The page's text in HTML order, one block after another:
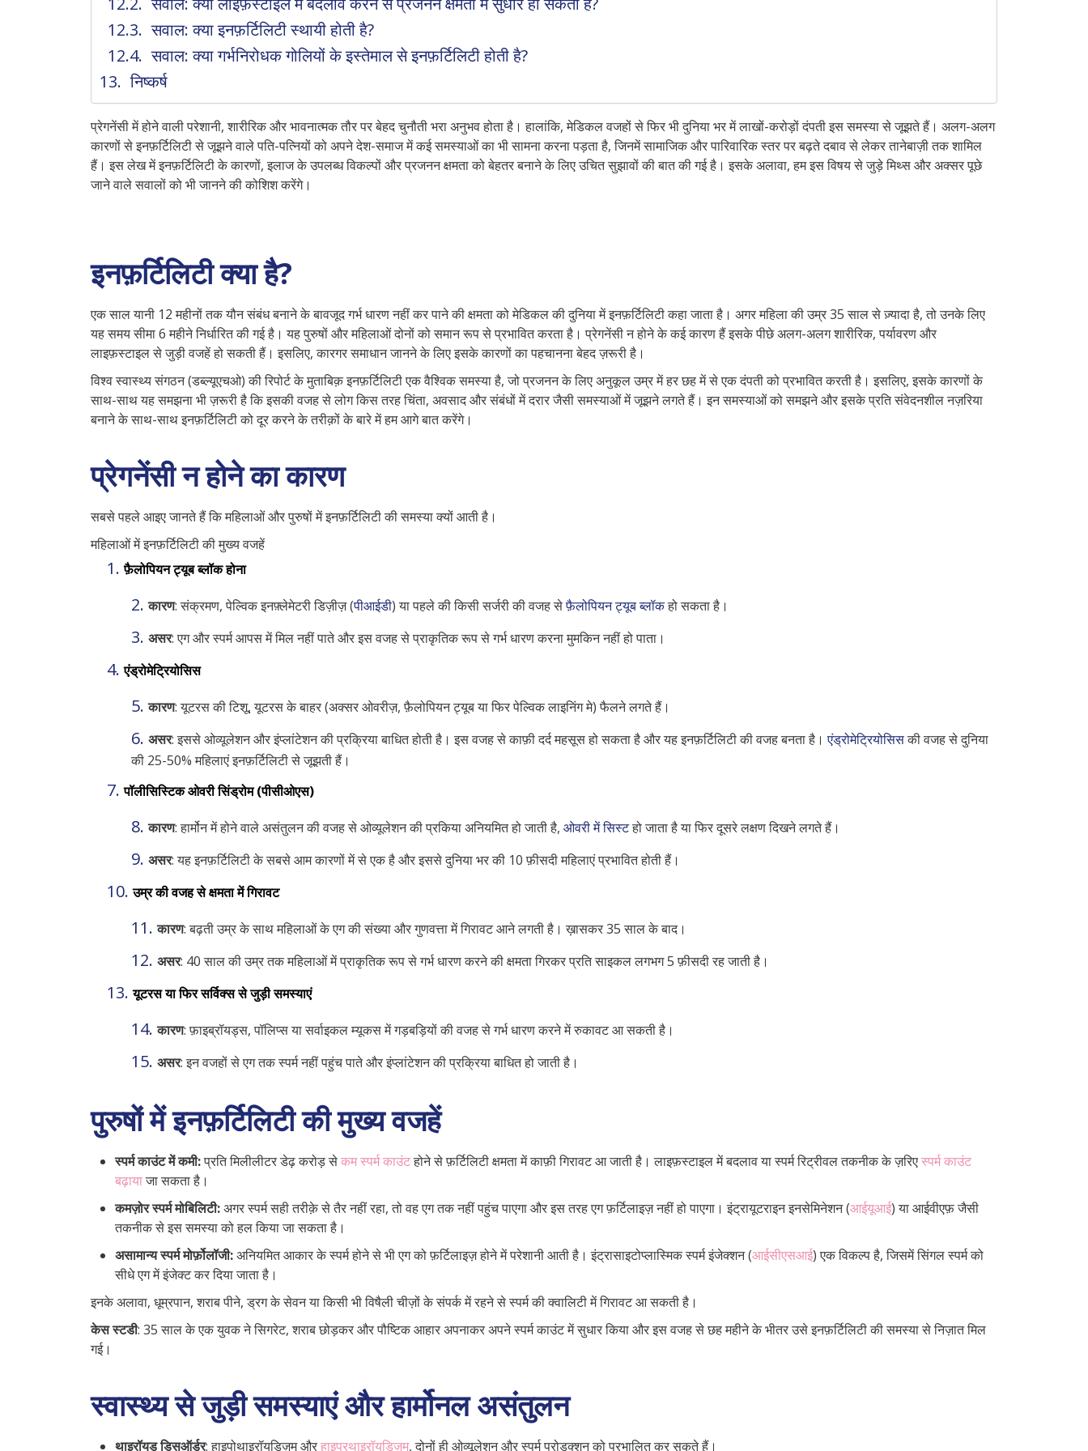
सवाल: क्या इनफ़र्टिलिटी स्थायी होती है?
सवाल: क्या गर्भनिरोधक गोलियों के इस्तेमाल से इनफ़र्टिलिटी होती है?
निष्कर्ष
प्रेगनेंसी में होने वाली परेशानी, शारीरिक और भावनात्मक तौर पर बेहद चुनौती भरा अनुभव होता है। हालांकि, मेडिकल वजहों से फिर भी दुनिया भर में लाखों-करोड़ों दंपती इस समस्या से जूझते हैं। अलग-अलग
कारणों से इनफ़र्टिलिटी से जूझने वाले पति-पत्नियों को अपने देश-समाज में कई समस्याओं का भी सामना करना पड़ता है, जिनमें सामाजिक और पारिवारिक स्तर पर बढ़ते दबाव से लेकर तानेबाज़ी तक शामिल
हैं। इस लेख में इनफ़र्टिलिटी के कारणों, इलाज के उपलब्ध विकल्पों और प्रजनन क्षमता को बेहतर बनाने के लिए उचित सुझावों की बात की गई है। इसके अलावा, हम इस विषय से जुड़े मिथ्स और अक्सर पूछे
जाने वाले सवालों को भी जानने की कोशिश करेंगे।
इनफ़र्टिलिटी क्या है?
एक साल यानी 12महीनों तक यौन संबंध बनाने के बावजूद गर्भ धारण नहीं कर पाने की क्षमता को मेडिकल की दुनिया में इनफ़र्टिलिटी कहा जाता है। अगर महिला की उम्र 35 साल से ज़्यादा है, तो उनके लिए
यह समय सीमा 6 महीने निर्धारित की गई है। यह पुरुषों और महिलाओं दोनों को समान रूप से प्रभावित करता है। प्रेगनेंसी न होने के कई कारण हैं इसके पीछे अलग-अलग शारीरिक, पर्यावरण और
लाइफ़स्टाइल से जुड़ी वजहें हो सकती हैं। इसलिए, कारगर समाधान जानने के लिए इसके कारणों का पहचानना बेहद ज़रूरी है।
विश्व स्वास्थ्य संगठन (डब्ल्यूएचओ) की रिपोर्ट के मुताबिक़ इनफ़र्टिलिटी एक वैश्विक समस्या है, जो प्रजनन के लिए अनुकूल उम्र में हर छह में से एक दंपती को प्रभावित करती है। इसलिए, इसके कारणों के
साथ-साथ यह समझना भी ज़रूरी है कि इसकी वजह से लोग किस तरह चिंता, अवसाद और संबंधों में दरार जैसी समस्याओं में जूझने लगते हैं। इन समस्याओं को समझने और इसके प्रति संवेदनशील नज़रिया
बनाने के साथ-साथ इनफ़र्टिलिटी को दूर करने के तरीक़ों के बारे में हम आगे बात करेंगे।
प्रेगनेंसी न होने का कारण
सबसे पहले आइए जानते हैं कि महिलाओं और पुरुषों में इनफ़र्टिलिटी की समस्या क्यों आती है।
महिलाओं में इनफ़र्टिलिटी की मुख्य वजहें
फ़ैलोपियन ट्यूब ब्लॉक होना
कारण:संक्रमण, पेल्विक इनफ़्लेमेटरी डिज़ीज़ (पीआईडी) या पहले की किसी सर्जरी की वजह सेफ़ैलोपियन ट्यूब ब्लॉकहो सकता है।
असर:एग और स्पर्म आपस में मिल नहीं पाते और इस वजह से प्राकृतिक रूप से गर्भ धारण करना मुमकिन नहीं हो पाता।
एंड्रोमेट्रियोसिस
कारण:यूटरस की टिशू, यूटरस के बाहर (अक्सर ओवरीज़, फ़ैलोपियन ट्यूब या फिर पेल्विक लाइनिंग मे) फैलने लगते हैं।
असर:इससे ओव्यूलेशन और इंप्लांटेशन की प्रक्रिया बाधित होती है। इस वजह से काफ़ी दर्द महसूस हो सकता है और यह इनफ़र्टिलिटी की वजह बनता है।एंड्रोमेट्रियोसिसकी वजह से दुनिया
की 25-50%महिलाएं इनफ़र्टिलिटी से जूझती हैं।
पॉलीसिस्टिक ओवरी सिंड्रोम(पीसीओएस)
कारण:हार्मोन में होने वाले असंतुलन की वजह से ओव्यूलेशन की प्रकिया अनियमित हो जाती है, ओवरी में सिस्टहो जाता है या फिर दूसरे लक्षण दिखने लगते हैं।
असर:यह इनफ़र्टिलिटी के सबसे आम कारणों में से एक है और इससे दुनिया भर की 10 फ़ीसदी महिलाएं प्रभावित होती हैं।
उम्र की वजह से क्षमता में गिरावट
कारण:बढ़ती उम्र के साथ महिलाओं के एग की संख्या और गुणवत्ता में गिरावट आने लगती है। ख़ासकर 35 साल के बाद।
असर: 40 साल की उम्र तक महिलाओं में प्राकृतिक रूप से गर्भ धारण करने की क्षमता गिरकर प्रति साइकल लगभग 5 फ़ीसदी रह जाती है।
यूटरस या फिर सर्विक्स से जुड़ी समस्याएं
कारण:फ़ाइब्रॉयड्स, पॉलिप्स या सर्वाइकल म्यूकस में गड़बड़ियों की वजह से गर्भ धारण करने में रुकावट आ सकती है।
असर:इन वजहों से एग तक स्पर्म नहीं पहुंच पाते और इंप्लांटेशन की प्रक्रिया बाधित हो जाती है।
पुरुषों में इनफ़र्टिलिटी की मुख्य वजहें
स्पर्म काउंट में कमी:प्रति मिलीलीटर डेढ़ करोड़ सेकम स्पर्म काउंटहोने से फ़र्टिलिटी क्षमता में काफ़ी गिरावट आ जाती है। लाइफ़स्टाइल में बदलाव या स्पर्म रिट्रीवल तकनीक के ज़रिएस्पर्म काउंट
बढ़ायाजा सकता है।
कमज़ोर स्पर्म मोबिलिटी:अगर स्पर्म सही तरीक़े से तैर नहीं रहा, तो वह एग तक नहीं पहुंच पाएगा और इस तरह एग फ़र्टिलाइज़ नहीं हो पाएगा। इंट्रायूटराइन इनसेमिनेशन (आईयूआई) या आईवीएफ़ जैसी
तकनीक से इस समस्या को हल किया जा सकता है।
असामान्य स्पर्म मोर्फ़ोलॉजी:अनियमित आकार के स्पर्म होने से भी एग को फ़र्टिलाइज़ होने में परेशानी आती है। इंट्रासाइटोप्लास्मिक स्पर्म इंजेक्शन (आईसीएसआई) एक विकल्प है, जिसमें सिंगल स्पर्म को
सीधे एग में इंजेक्ट कर दिया जाता है।
इनके अलावा, धूम्रपान, शराब पीने, ड्रग के सेवन या किसी भी विषैली चीज़ों के संपर्क में रहने से स्पर्म की क्वालिटी में गिरावट आ सकती है।
केस स्टडी: 35 साल के एक युवक ने सिगरेट, शराब छोड़कर और पौष्टिक आहार अपनाकर अपने स्पर्म काउंट में सुधार किया और इस वजह से छह महीने के भीतर उसे इनफ़र्टिलिटी की समस्या से निज़ात मिल
गई।
स्वास्थ्य से जुड़ी समस्याएं और हार्मोनल असंतुलन
थाइरॉयड डिसऑर्डर:हाइपोथाइरॉयडिज़म औरहाइपरथाइरॉयडिज़म, दोनों ही ओव्यूलेशन और स्पर्म प्रोडक्शन को प्रभालित कर सकते हैं।